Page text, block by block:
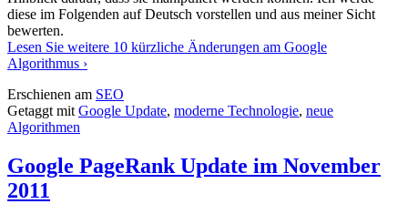
diese im Folgenden auf Deutsch vorstellen und aus meiner Sicht
bewerten.
Lesen Sie weitere 10 kürzliche Änderungen am Google
Algorithmus ›
Erschienen am SEO
Getaggt mitGoogle Update, moderne Technologie, neue
Algorithmen
Google PageRank Update im November
2011